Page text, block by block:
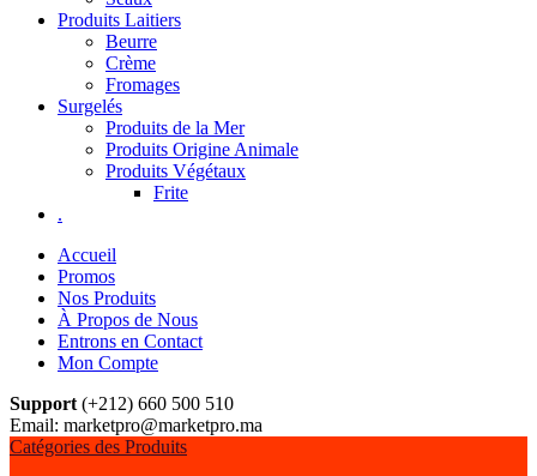
Produits Laitiers
Beurre
Crème
Fromages
Surgelés
Produits de la Mer
Produits Origine Animale
Produits Végétaux
Frite
.
Accueil
Promos
Nos Produits
À Propos de Nous
Entrons en Contact
Mon Compte
Support (+212) 660 500 510
Email: marketpro@marketpro.ma
Catégories des Produits